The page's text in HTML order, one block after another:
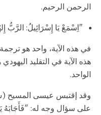
الرحمن الرحيم.
"اِسْمَعْ يَا إِسْرَائِيلُ: الرَّبُّ
هذه الآية في التقليد
الواحد.
وقد إقتبس عيسى المسيح
على سؤال وجه له: "فَأَجَابَهُ